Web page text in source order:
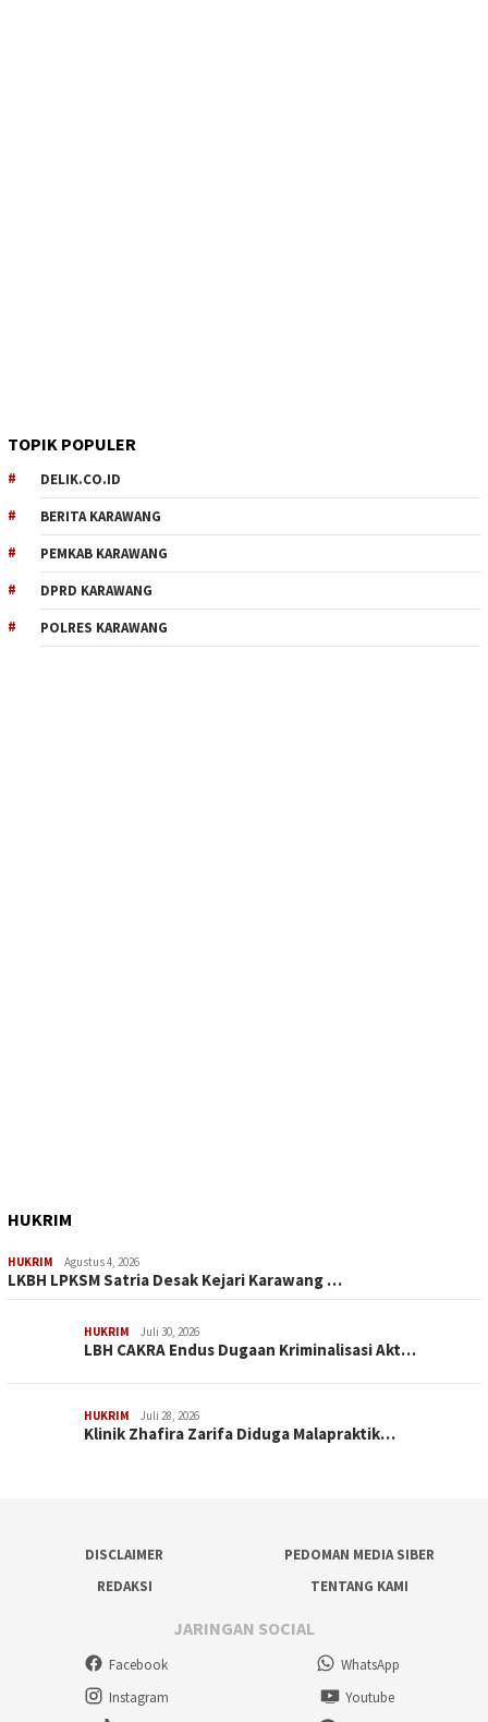
TOPIK POPULER
DELIK.CO.ID
BERITA KARAWANG
PEMKAB KARAWANG
DPRD KARAWANG
POLRES KARAWANG
HUKRIM
HUKRIM Agustus 4, 2026
LKBH LPKSM Satria Desak Kejari Karawang …
HUKRIM Juli 30, 2026
LBH CAKRA Endus Dugaan Kriminalisasi Akt…
HUKRIM Juli 28, 2026
Klinik Zhafira Zarifa Diduga Malapraktik…
DISCLAIMER
PEDOMAN MEDIA SIBER
REDAKSI
TENTANG KAMI
JARINGAN SOCIAL
Facebook
WhatsApp
Instagram
Youtube